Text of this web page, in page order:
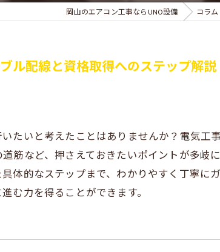
岡山のエアコン工事ならUNO設備 コラム
ル配線と資格取得へのステップ解説
たいと考えたことはありませんか？電気工
筋など、押さえておきたいポイントが多岐
体的なステップまで、わかりやすく丁寧に
む力を得ることができます。